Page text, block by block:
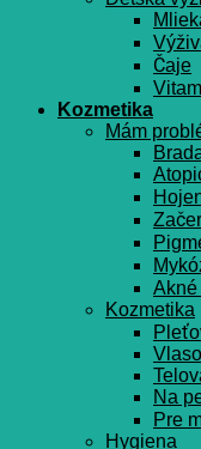
Čaje
Kozmetika
Mám
Kozmetika
Na
Pre
Hygiena